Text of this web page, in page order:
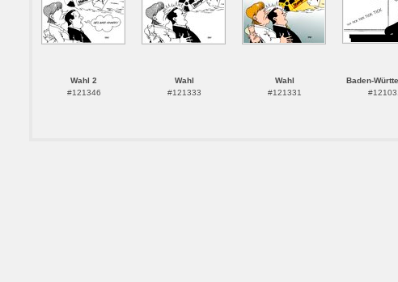
Wahl 2
#121346
Wahl
#121333
Wahl
#121331
Baden-